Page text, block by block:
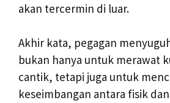
akan tercermin di luar.
Akhir kata, pegagan
bukan hanya untuk merawat
cantik, tetapi juga untuk
keseimbangan antara fisik